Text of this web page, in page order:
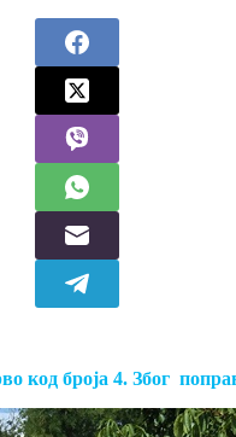
код броја 4. Због